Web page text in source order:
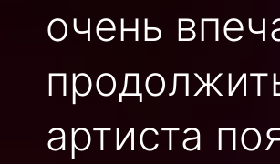
очень
артиста